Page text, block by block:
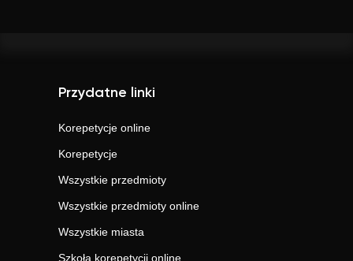
Przydatne linki
Korepetycje online
Korepetycje
Wszystkie przedmioty
Wszystkie przedmioty online
Wszystkie miasta
Szkoła korepetycji online